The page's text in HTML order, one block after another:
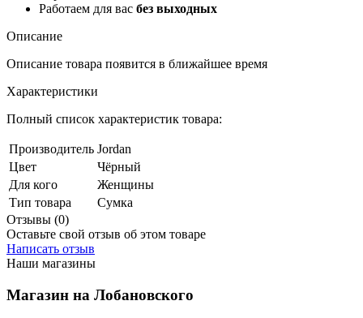
Работаем для вас без выходных
Описание
Описание товара появится в ближайшее время
Характеристики
Полный список характеристик товара:
Производитель Jordan
Цвет
Чёрный
Для кого
Женщины
Тип товара
Сумка
Отзывы (0)
Оставьте свой отзыв об этом товаре
Написать отзыв
Наши магазины
Магазин на Лобановского